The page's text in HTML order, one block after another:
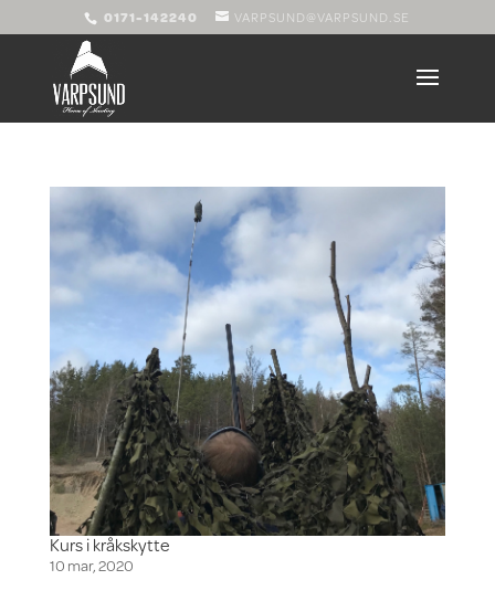
0171-142240 VARPSUND@VARPSUND.SE
Kurs i kråkskytte
10 mar, 2020